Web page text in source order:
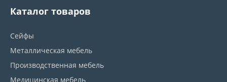
Каталог товаров
Сейфы
Металлическая мебель
Производственная мебель
Медицинская мебель